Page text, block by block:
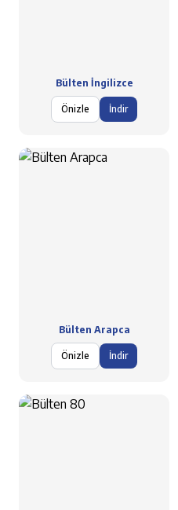
Bülten İngilizce
Önizle İndir
Bülten Arapca
Önizle İndir